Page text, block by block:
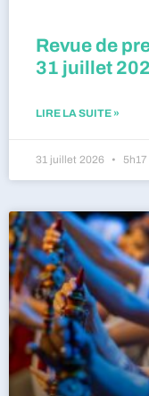
Revue de
31 juillet
LIRE LA SUITE »
31 juillet 2026 5h17